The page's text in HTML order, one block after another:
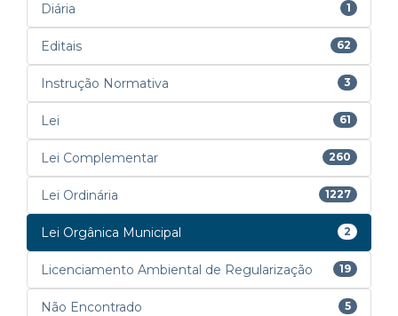
Diária 1
Editais 62
Instrução Normativa 3
Lei 61
Lei Complementar 260
Lei Ordinária 1227
Lei Orgânica Municipal 2
Licenciamento Ambiental de Regularização 19
Não Encontrado 5